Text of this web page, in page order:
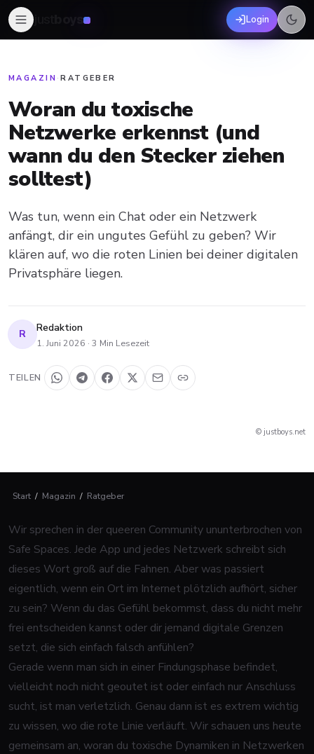
boys Login
MAGAZIN ·RATGEBER
Woran du toxische
Netzwerke erkennst (und
wann du den Stecker ziehen
solltest)
Was tun, wenn ein Chat oder ein Netzwerk
anfängt, dir ein ungutes Gefühl zu geben? Wir
klären auf, wo die roten Linien bei deiner digitalen
Privatsphäre liegen.
R Redaktion
1. Juni 2026 · 3 Min Lesezeit
TEILEN
© justboys.net
Start / Magazin / Ratgeber
Wir sprechen in der queeren Community ununterbrochen von
Safe Spaces. Jede App und jedes Netzwerk schreibt sich
dieses Wort groß auf die Fahnen. Aber was passiert
eigentlich, wenn ein Ort im Internet plötzlich aufhört, sicher
zu sein? Wenn du das Gefühl bekommst, dass du nicht mehr
frei entscheiden kannst oder dir jemand digitale Grenzen
setzt, die sich einfach falsch anfühlen?
Gerade wenn man sich in einer Findungsphase befindet,
vielleicht noch nicht geoutet ist oder einfach nur Anschluss
sucht, ist man verletzlich. Genau dann ist es extrem wichtig
zu wissen, wo die rote Linie verläuft. Wir schauen uns heute
gemeinsam an, woran du toxische Dynamiken in Netzwerken